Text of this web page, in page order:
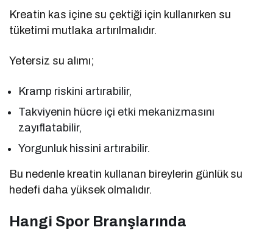
Kreatin kas içine su çektiği için kullanırken su
tüketimi mutlaka artırılmalıdır.
Yetersiz su alımı;
Kramp riskini artırabilir,
Takviyenin hücre içi etki mekanizmasını
zayıflatabilir,
Yorgunluk hissini artırabilir.
Bu nedenle kreatin kullanan bireylerin günlük su
hedefi daha yüksek olmalıdır.
Hangi Spor Branşlarında